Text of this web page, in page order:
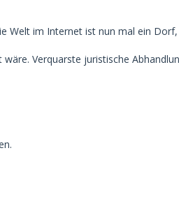
im Internet ist nun mal ein
Verquarste juristische